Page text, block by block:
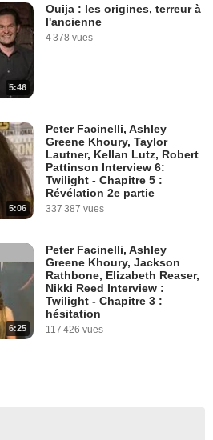
5:46
Ouija : les origines, terreur à
l'ancienne
4 378 vues
5:06
Peter Facinelli, Ashley
Greene Khoury, Taylor
Lautner, Kellan Lutz, Robert
Pattinson Interview 6:
Twilight - Chapitre 5 :
Révélation 2e partie
337 387 vues
6:25
Peter Facinelli, Ashley
Greene Khoury, Jackson
Rathbone, Elizabeth Reaser,
Nikki Reed Interview :
Twilight - Chapitre 3 :
hésitation
117 426 vues